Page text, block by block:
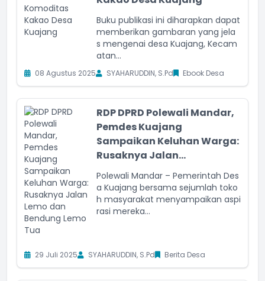
Buku publikasi ini diharapkan dapat
memberikan gambaran yang jela
s mengenai desa Kuajang, Kecam
atan...
08 Agustus 2025 SYAHARUDDIN, S.Pd Ebook Desa
RDP DPRD Polewali Mandar,
Pemdes Kuajang
Sampaikan Keluhan Warga:
Rusaknya Jalan...
Polewali Mandar – Pemerintah Des
a Kuajang bersama sejumlah toko
h masyarakat menyampaikan aspi
rasi mereka...
29 Juli 2025 SYAHARUDDIN, S.Pd Berita Desa